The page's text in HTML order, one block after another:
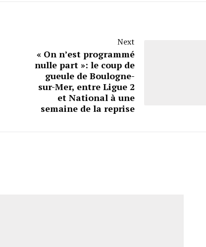
Next
« On n’est programmé
nulle part »: le coup de
gueule de Boulogne-
sur-Mer, entre Ligue 2
et National à une
semaine de la reprise